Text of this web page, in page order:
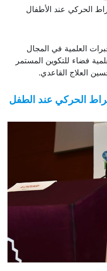
الحركي عند الأطفال
العلمية في المجال
فضاء للتكوين المستمر
العلاج القاعدي.
الحركي عند الطفل